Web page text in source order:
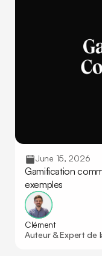
Gamification
exemples
June 15, 2026
Clément
Auteur & Expert de